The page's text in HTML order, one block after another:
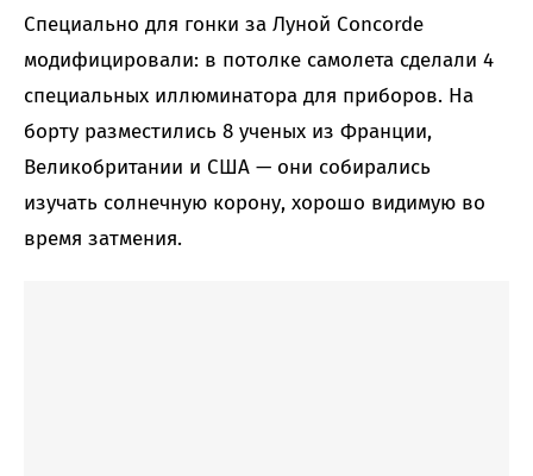
Специально для гонки за Луной Concorde
модифицировали: в потолке самолета сделали 4
специальных иллюминатора для приборов. На
борту разместились 8 ученых из Франции,
Великобритании и США — они собирались
изучать солнечную корону, хорошо видимую во
время затмения.